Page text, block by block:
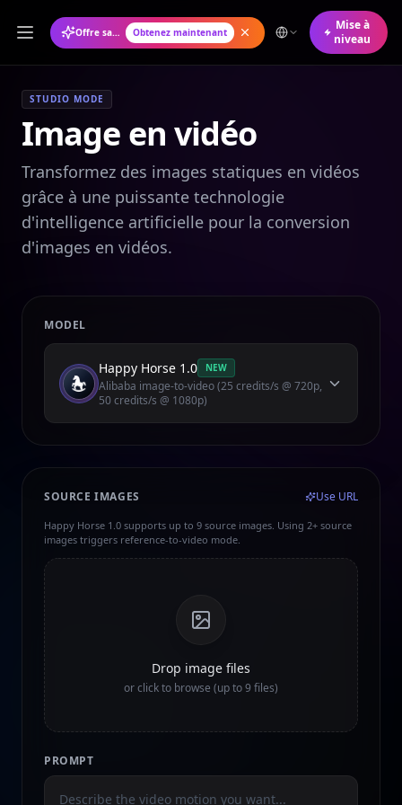
Offre saisonnière : Forfait annuel à 50 % de réduction Obtenez maintenant
Mise à
niveau
STUDIO MODE
Image en vidéo
Transformez des images statiques en vidéos
grâce à une puissante technologie
d'intelligence artificielle pour la conversion
d'images en vidéos.
MODEL
Happy Horse 1.0 NEW
Alibaba image-to-video (25 credits/s @ 720p,
50 credits/s @ 1080p)
SOURCE IMAGES Use URL
Happy Horse 1.0 supports up to 9 source images. Using 2+ source
images triggers reference-to-video mode.
Drop image files
or click to browse (up to 9 files)
PROMPT